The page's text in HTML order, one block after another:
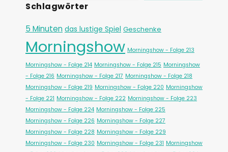
Schlagwörter
5 Minuten das lustige Spiel Geschenke
Morningshow Morningshow - Folge 213
Morningshow - Folge 214 Morningshow - Folge 215 Morningshow
- Folge 216 Morningshow - Folge 217 Morningshow - Folge 218
Morningshow - Folge 219 Morningshow - Folge 220 Morningshow
- Folge 221 Morningshow - Folge 222 Morningshow - Folge 223
Morningshow - Folge 224 Morningshow - Folge 225
Morningshow - Folge 226 Morningshow - Folge 227
Morningshow - Folge 228 Morningshow - Folge 229
Morningshow - Folge 230 Morningshow - Folge 231 Morningshow